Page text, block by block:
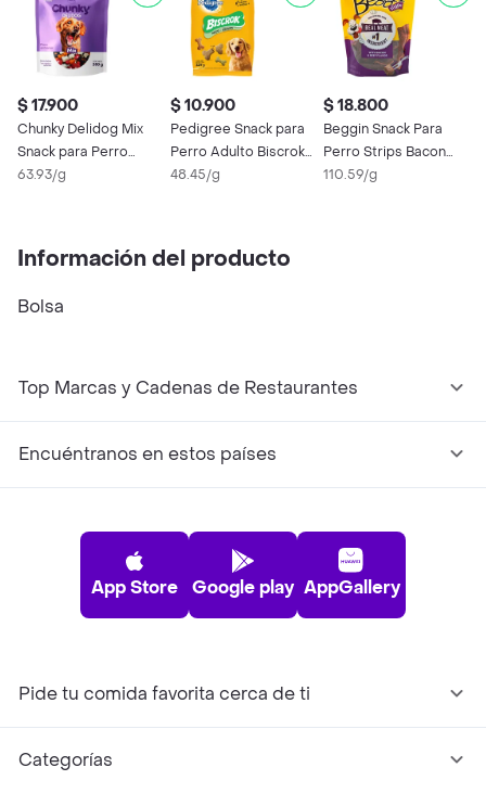
$ 17.900
Chunky Delidog Mix
Snack para Perro
280g
63.93/g
$ 10.900
Pedigree Snack para
Perro Adulto Biscrok
Multi
48.45/g
$ 18.800
Beggin Snack Para
Perro Strips Bacon
Beef
110.59/g
Información del producto
Bolsa
Top Marcas y Cadenas de Restaurantes
Encuéntranos en estos países
App Store Google play AppGallery
Pide tu comida favorita cerca de ti
Categorías